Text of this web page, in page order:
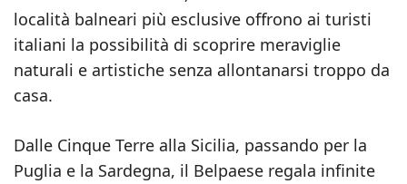
località balneari più esclusive offrono ai turisti
italiani la possibilità di scoprire meraviglie
naturali e artistiche senza allontanarsi troppo da
casa.
Dalle Cinque Terre alla Sicilia, passando per la
Puglia e la Sardegna, il Belpaese regala infinite